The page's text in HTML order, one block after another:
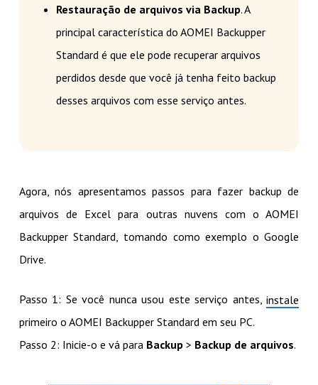
Restauração de arquivos via Backup. A
principal característica do AOMEI Backupper
Standard é que ele pode recuperar arquivos
perdidos desde que você já tenha feito backup
desses arquivos com esse serviço antes.
Agora, nós apresentamos passos para fazer backup de
arquivos de Excel para outras nuvens com o AOMEI
Backupper Standard, tomando como exemplo o Google
Drive.
Passo 1: Se você nunca usou este serviço antes,instale
primeiro o AOMEI Backupper Standard em seu PC.
Passo 2: Inicie-o e vá para Backup> Backup de arquivos.